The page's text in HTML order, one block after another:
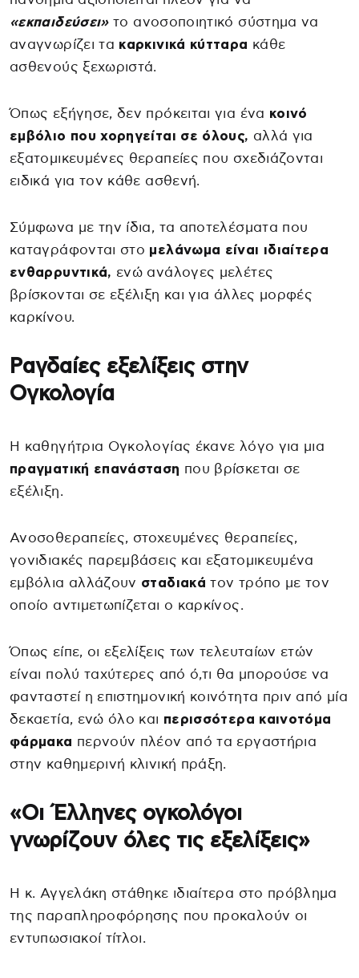
«εκπαιδεύσει» το ανοσοποιητικό σύστημα να
αναγνωρίζει τα καρκινικά κύτταρα κάθε
ασθενούς ξεχωριστά.
Όπως εξήγησε, δεν πρόκειται για ένα κοινό
εμβόλιο που χορηγείται σε όλους, αλλά για
εξατομικευμένες θεραπείες που σχεδιάζονται
ειδικά για τον κάθε ασθενή.
Σύμφωνα με την ίδια, τα αποτελέσματα που
καταγράφονται στο μελάνωμα είναι ιδιαίτερα
ενθαρρυντικά, ενώ ανάλογες μελέτες
βρίσκονται σε εξέλιξη και για άλλες μορφές
καρκίνου.
Ραγδαίες εξελίξεις στην
Ογκολογία
Η καθηγήτρια Ογκολογίας έκανε λόγο για μια
πραγματική επανάσταση που βρίσκεται σε
εξέλιξη.
Ανοσοθεραπείες, στοχευμένες θεραπείες,
γονιδιακές παρεμβάσεις και εξατομικευμένα
εμβόλια αλλάζουν σταδιακά τον τρόπο με τον
οποίο αντιμετωπίζεται ο καρκίνος.
Όπως είπε, οι εξελίξεις των τελευταίων ετών
είναι πολύ ταχύτερες από ό,τι θα μπορούσε να
φανταστεί η επιστημονική κοινότητα πριν από μία
δεκαετία, ενώ όλο και περισσότερα καινοτόμα
φάρμακα περνούν πλέον από τα εργαστήρια
στην καθημερινή κλινική πράξη.
«Οι Έλληνες ογκολόγοι
γνωρίζουν όλες τις εξελίξεις»
Η κ. Αγγελάκη στάθηκε ιδιαίτερα στο πρόβλημα
της παραπληροφόρησης που προκαλούν οι
εντυπωσιακοί τίτλοι.